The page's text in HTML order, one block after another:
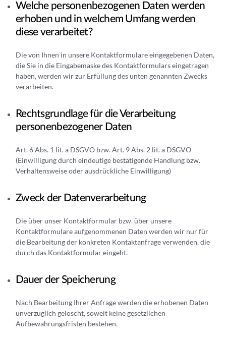
Welche personenbezogenen Daten werden
erhoben und in welchem Umfang werden
diese verarbeitet?
Die von Ihnen in unsere Kontaktformulare eingegebenen Daten,
die Sie in die Eingabemaske des Kontaktformulars eingetragen
haben, werden wir zur Erfüllung des unten genannten Zwecks
verarbeiten.
Rechtsgrundlage für die Verarbeitung
personenbezogener Daten
Art. 6 Abs. 1 lit. a DSGVO bzw. Art. 9 Abs. 2 lit. a DSGVO
(Einwilligung durch eindeutige bestätigende Handlung bzw.
Verhaltensweise oder ausdrückliche Einwilligung)
Zweck der Datenverarbeitung
Die über unser Kontaktformular bzw. über unsere
Kontaktformulare aufgenommenen Daten werden wir nur für
die Bearbeitung der konkreten Kontaktanfrage verwenden, die
durch das Kontaktformular eingeht.
Dauer der Speicherung
Nach Bearbeitung Ihrer Anfrage werden die erhobenen Daten
unverzüglich gelöscht, soweit keine gesetzlichen
Aufbewahrungsfristen bestehen.